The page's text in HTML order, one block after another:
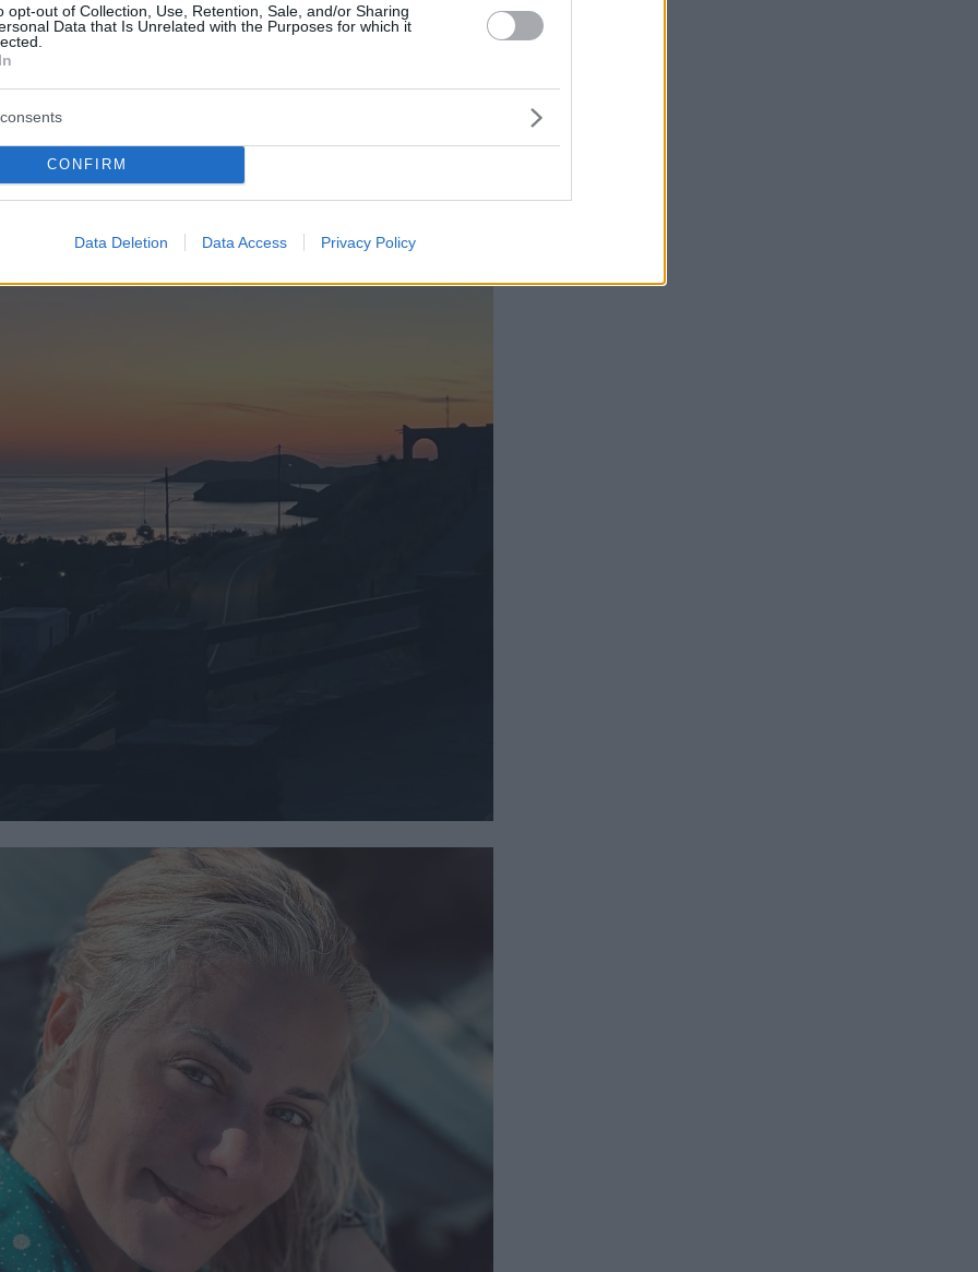
opt-out of Collection, Use, Retention, Sale, and/or Sharing
Data that Is Unrelated with the Purposes for which it
CONFIRM
Data Deletion Data Access Privacy Policy